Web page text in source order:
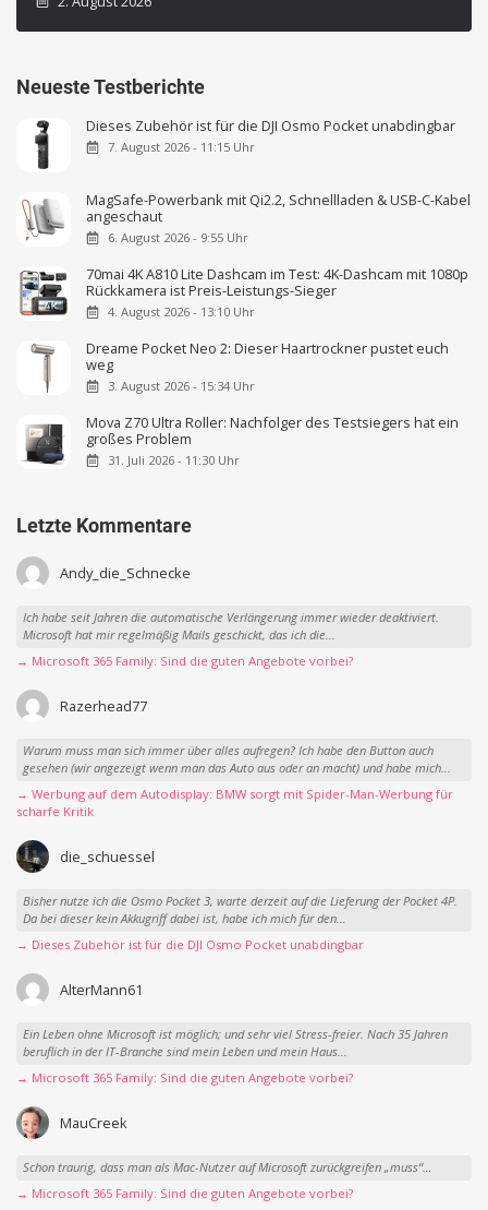
Neueste Testberichte
Dieses Zubehör ist für die DJI Osmo Pocket unabdingbar
7. August 2026 - 11:15 Uhr
MagSafe-Powerbank mit Qi2.2, Schnellladen & USB-C-Kabel
angeschaut
6. August 2026 - 9:55 Uhr
70mai 4K A810 Lite Dashcam im Test: 4K-Dashcam mit 1080p
Rückkamera ist Preis-Leistungs-Sieger
4. August 2026 - 13:10 Uhr
Dreame Pocket Neo 2: Dieser Haartrockner pustet euch
weg
3. August 2026 - 15:34 Uhr
Mova Z70 Ultra Roller: Nachfolger des Testsiegers hat ein
großes Problem
31. Juli 2026 - 11:30 Uhr
Letzte Kommentare
Andy_die_Schnecke
Ich habe seit Jahren die automatische Verlängerung immer wieder deaktiviert.
Microsoft hat mir regelmäßig Mails geschickt, das ich die...
→ Microsoft 365 Family: Sind die guten Angebote vorbei?
Razerhead77
Warum muss man sich immer über alles aufregen? Ich habe den Button auch
gesehen (wir angezeigt wenn man das Auto aus oder an macht) und habe mich...
→ Werbung auf dem Autodisplay: BMW sorgt mit Spider-Man-Werbung für
scharfe Kritik
die_schuessel
Bisher nutze ich die Osmo Pocket 3, warte derzeit auf die Lieferung der Pocket 4P.
Da bei dieser kein Akkugriff dabei ist, habe ich mich für den...
→ Dieses Zubehör ist für die DJI Osmo Pocket unabdingbar
AlterMann61
Ein Leben ohne Microsoft ist möglich; und sehr viel Stress-freier. Nach 35 Jahren
beruflich in der IT-Branche sind mein Leben und mein Haus...
→ Microsoft 365 Family: Sind die guten Angebote vorbei?
MauCreek
Schon traurig, dass man als Mac-Nutzer auf Microsoft zurückgreifen „muss“…
→ Microsoft 365 Family: Sind die guten Angebote vorbei?